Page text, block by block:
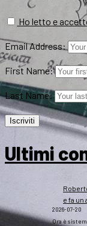
Ho letto e
Email Address:
First Name:
Last Name:
Ultimi
e fa un
2026-07-20
Ora è